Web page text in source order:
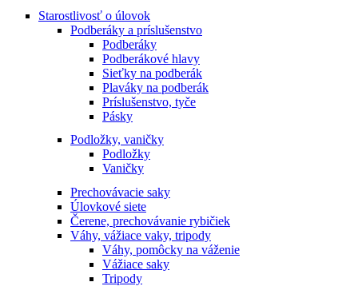
Starostlivosť o úlovok
Podberáky a príslušenstvo
Podberáky
Podberákové hlavy
Sieťky na podberák
Plaváky na podberák
Príslušenstvo, tyče
Pásky
Podložky, vaničky
Podložky
Vaničky
Prechovávacie saky
Úlovkové siete
Čerene, prechovávanie rybičiek
Váhy, vážiace vaky, tripody
Váhy, pomôcky na váženie
Vážiace saky
Tripody